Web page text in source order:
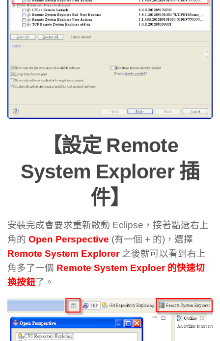
【設定 Remote
System Explorer 插
件】
安裝完成會要求重新啟動 Eclipse，接著點選右上
角的 Open Perspective (有一個 + 的)，選擇
Remote System Explorer之後就可以看到右上
角多了一個 Remote System Exploer 的快速切
換按鈕了。